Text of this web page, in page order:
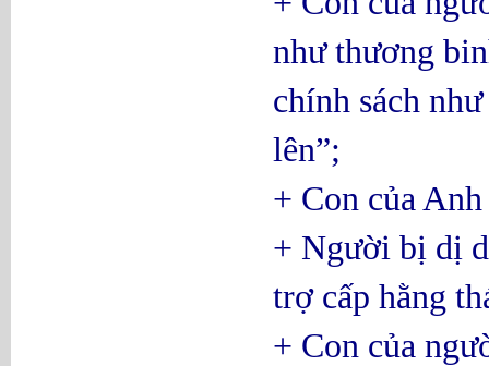
như thương
chính sách
lên”;
+ Con của
+ Người bị dị
trợ cấp hằng
+ Con của